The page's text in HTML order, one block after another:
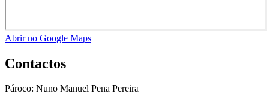
Abrir no Google Maps
Contactos
Pároco: Nuno Manuel Pena Pereira